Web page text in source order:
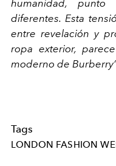
humanidad,
diferentes. Esta
entre revelación y
ropa exterior,
moderno de
Tags
LONDON FASHION